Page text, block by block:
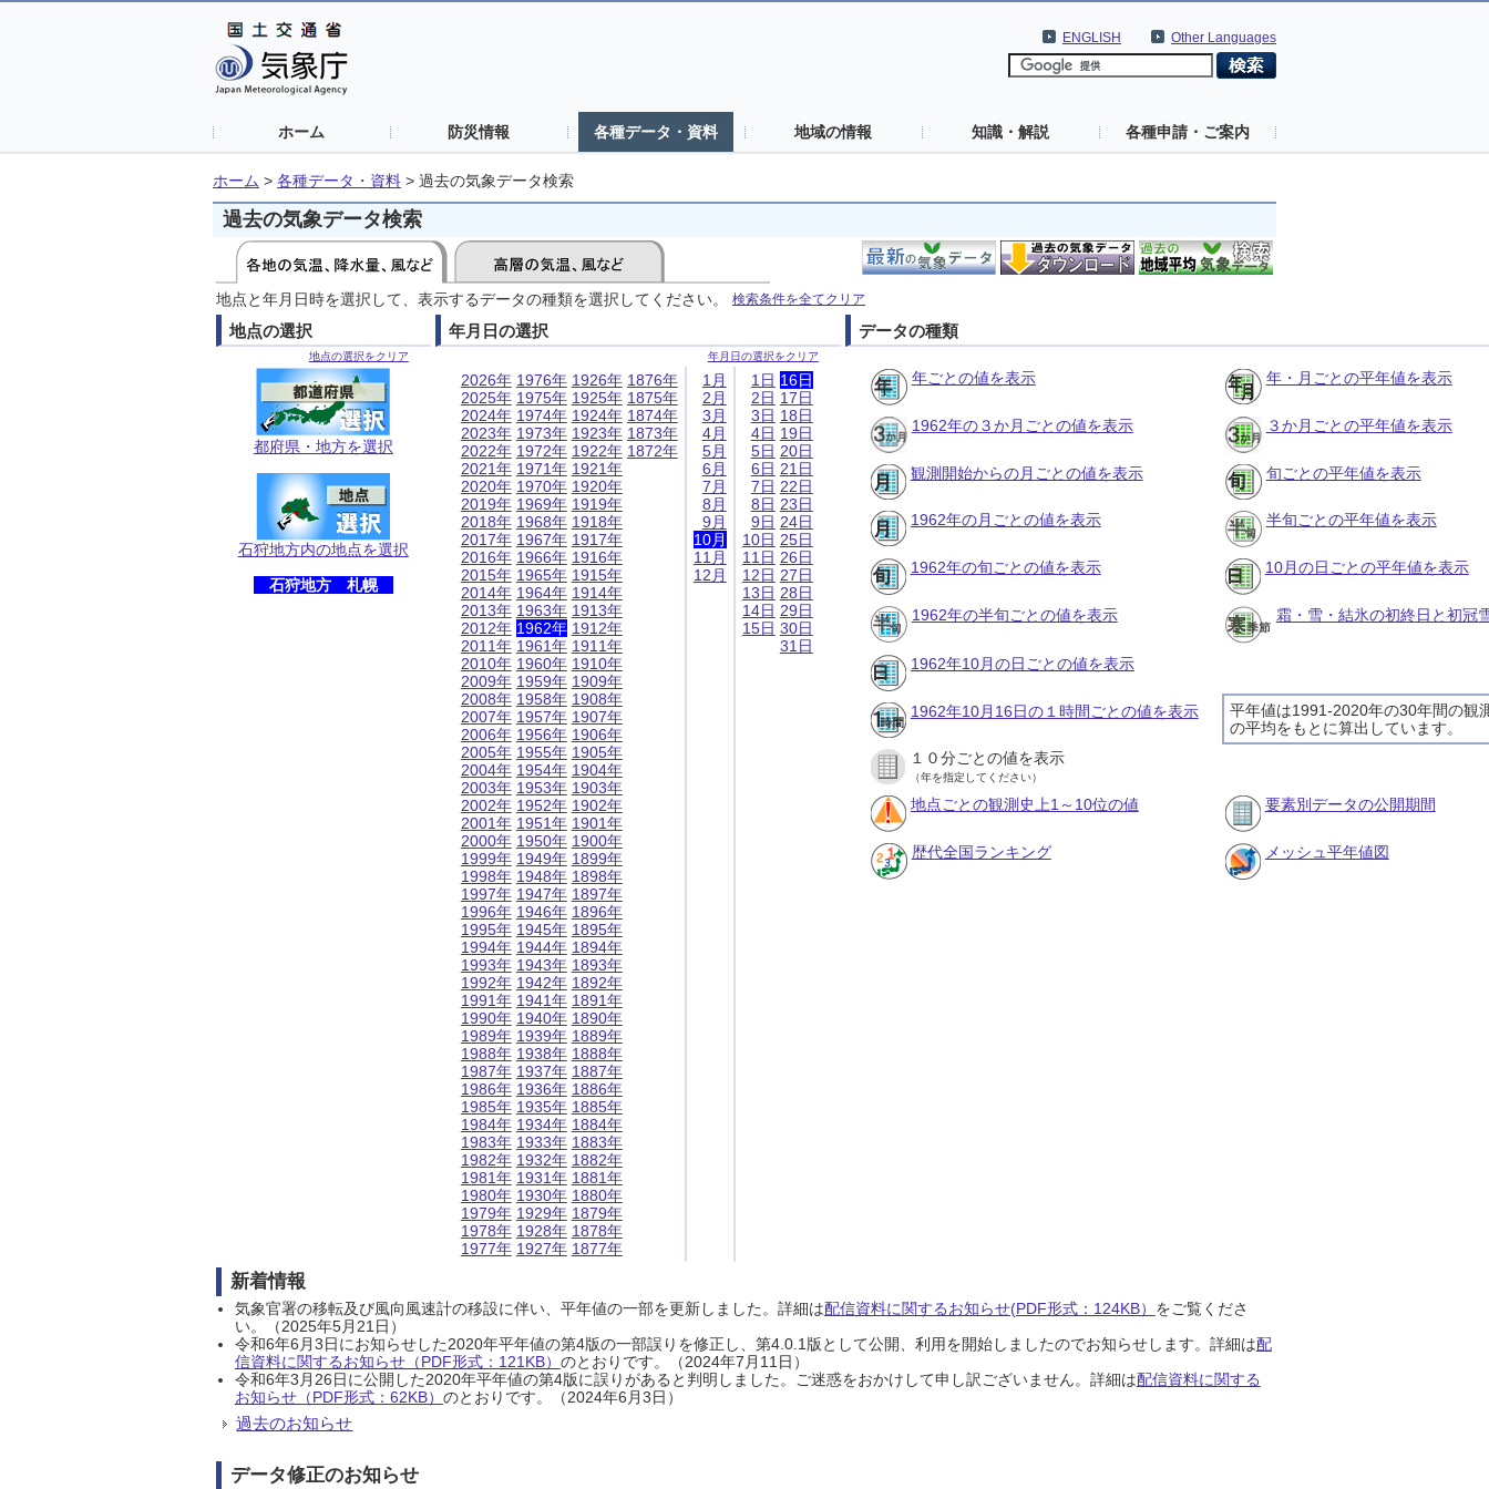
Other Languages
ENGLISH
ホーム 防災情報 各種データ・資料 地域の情報 知識・解説 各種申請・ご案内
ホーム > 各種データ・資料 > 過去の気象データ検索
過去の気象データ検索
地点と年月日時を選択して、表示するデータの種類を選択してください。 検索条件を全てクリア
地点の選択
地点の選択をクリア
都府県・地方を選択
石狩地方内の地点を選択
石狩地方 札幌
年月日の選択
年月日の選択をクリア
2026年
2025年
2024年
2023年
2022年
2021年
2020年
2019年
2018年
2017年
2016年
2015年
2014年
2013年
2012年
2011年
2010年
2009年
2008年
2007年
2006年
2005年
2004年
2003年
2002年
2001年
2000年
1999年
1998年
1997年
1996年
1995年
1994年
1993年
1992年
1991年
1990年
1989年
1988年
1987年
1986年
1985年
1984年
1983年
1982年
1981年
1980年
1979年
1978年
1977年
1976年
1975年
1974年
1973年
1972年
1971年
1970年
1969年
1968年
1967年
1966年
1965年
1964年
1963年
1962年
1961年
1960年
1959年
1958年
1957年
1956年
1955年
1954年
1953年
1952年
1951年
1950年
1949年
1948年
1947年
1946年
1945年
1944年
1943年
1942年
1941年
1940年
1939年
1938年
1937年
1936年
1935年
1934年
1933年
1932年
1931年
1930年
1929年
1928年
1927年
1926年
1925年
1924年
1923年
1922年
1921年
1920年
1919年
1918年
1917年
1916年
1915年
1914年
1913年
1912年
1911年
1910年
1909年
1908年
1907年
1906年
1905年
1904年
1903年
1902年
1901年
1900年
1899年
1898年
1897年
1896年
1895年
1894年
1893年
1892年
1891年
1890年
1889年
1888年
1887年
1886年
1885年
1884年
1883年
1882年
1881年
1880年
1879年
1878年
1877年
1876年
1875年
1874年
1873年
1872年
1月
2月
3月
4月
5月
6月
7月
8月
9月
10月
11月
12月
1日
2日
3日
4日
5日
6日
7日
8日
9日
10日
11日
12日
13日
14日
15日
16日
17日
18日
19日
20日
21日
22日
23日
24日
25日
26日
27日
28日
29日
30日
31日
データの種類
年ごとの値を表示 年・月ごとの平年値を表示
1962年の３か月ごとの値を表示 ３か月ごとの平年値を表示
観測開始からの月ごとの値を表示 旬ごとの平年値を表示
1962年の月ごとの値を表示 半旬ごとの平年値を表示
1962年の旬ごとの値を表示 10月の日ごとの平年値を表示
1962年の半旬ごとの値を表示 霜・雪・結氷の初終日と初冠
1962年10月の日ごとの値を表示
平年値は1991-2020年の30年間の観
の平均をもとに算出しています。
1962年10月16日の１時間ごとの値を表示
１０分ごとの値を表示
（年を指定してください）
地点ごとの観測史上1～10位の値 要素別データの公開期間
歴代全国ランキング メッシュ平年値図
新着情報
気象官署の移転及び風向風速計の移設に伴い、平年値の一部を更新しました。詳細は配信資料に関するお知らせ(PDF形式：124KB） をご覧くださ
い。（2025年5月21日）
令和6年6月3日にお知らせした2020年平年値の第4版の一部誤りを修正し、第4.0.1版として公開、利用を開始しましたのでお知らせします。詳細は配
信資料に関するお知らせ（PDF形式：121KB） のとおりです。（2024年7月11日）
令和6年3月26日に公開した2020年平年値の第4版に誤りがあると判明しました。ご迷惑をおかけして申し訳ございません。詳細は配信資料に関する
お知らせ（PDF形式：62KB） のとおりです。（2024年6月3日）
過去のお知らせ
データ修正のお知らせ